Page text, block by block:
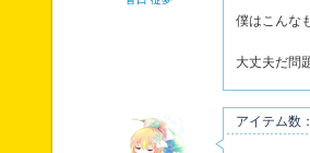
僕はこんな
大丈夫だ問
アイテム数